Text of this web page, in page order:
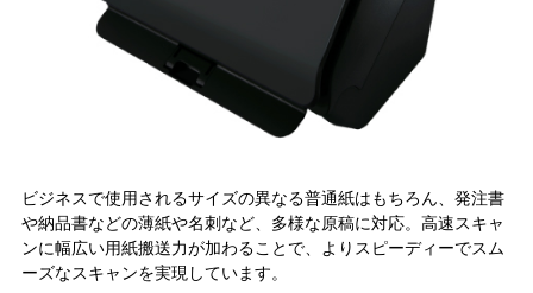
ビジネスで使用されるサイズの異なる普通紙はもちろん、発注書
や納品書などの薄紙や名刺など、多様な原稿に対応。高速スキャ
ンに幅広い用紙搬送力が加わることで、よりスピーディーでスム
ーズなスキャンを実現しています。